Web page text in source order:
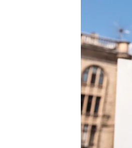
УКРАЇНСЬКА ПРОБЛЕМА КРИМУ